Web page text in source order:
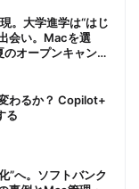
。大学進学は“はじ
会い。Macを選
オープンキャンパ
わるか？ Copilot+
る
”へ。ソフトバンク